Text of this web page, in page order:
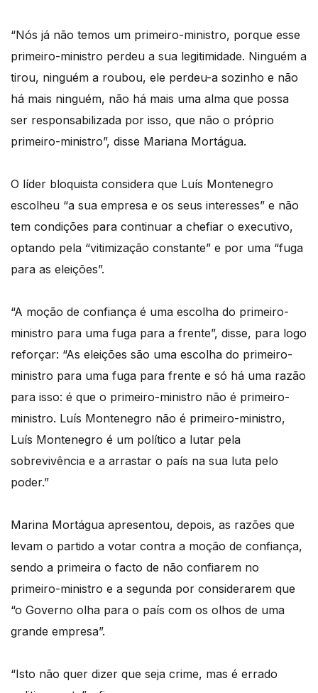
“Nós já não temos um primeiro-ministro, porque esse
primeiro-ministro perdeu a sua legitimidade. Ninguém a
tirou, ninguém a roubou, ele perdeu-a sozinho e não
há mais ninguém, não há mais uma alma que possa
ser responsabilizada por isso, que não o próprio
primeiro-ministro”, disse Mariana Mortágua.
O líder bloquista considera que Luís Montenegro
escolheu “a sua empresa e os seus interesses” e não
tem condições para continuar a chefiar o executivo,
optando pela “vitimização constante” e por uma “fuga
para as eleições”.
“A moção de confiança é uma escolha do primeiro-
ministro para uma fuga para a frente”, disse, para logo
reforçar: “As eleições são uma escolha do primeiro-
ministro para uma fuga para frente e só há uma razão
para isso: é que o primeiro-ministro não é primeiro-
ministro. Luís Montenegro não é primeiro-ministro,
Luís Montenegro é um político a lutar pela
sobrevivência e a arrastar o país na sua luta pelo
poder.”
Marina Mortágua apresentou, depois, as razões que
levam o partido a votar contra a moção de confiança,
sendo a primeira o facto de não confiarem no
primeiro-ministro e a segunda por considerarem que
“o Governo olha para o país com os olhos de uma
grande empresa”.
“Isto não quer dizer que seja crime, mas é errado